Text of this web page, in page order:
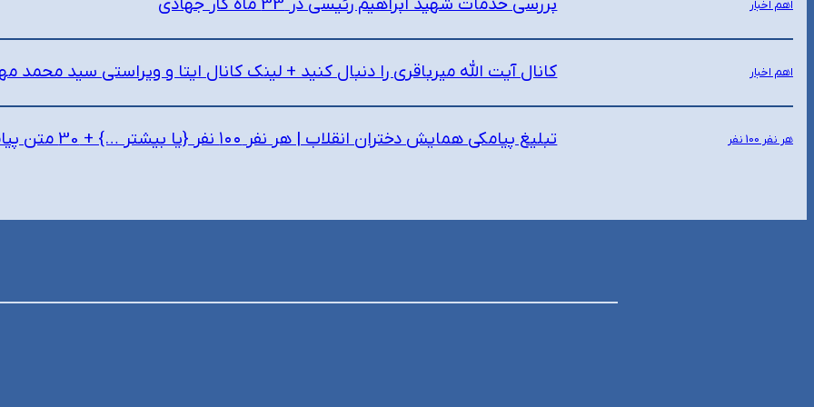
اهم اخبار بررسی خدمات شهید ابراهیم رئیسی در 33 ماه کار جهادی
اهم اخبار کانال آیت الله میرباقری را دنبال کنید + لینک کانال ایتا و ویراستی سید محمد
هر نفر 100 نفر تبلیغ پیامکی همایش دختران انقلاب | هر نفر ۱۰۰ نفر {یا بیشتر …} + 30 متن پیامک